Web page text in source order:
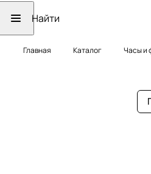
Главная Каталог Часы и